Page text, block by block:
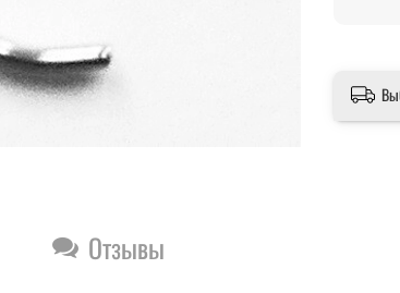
Отзывы